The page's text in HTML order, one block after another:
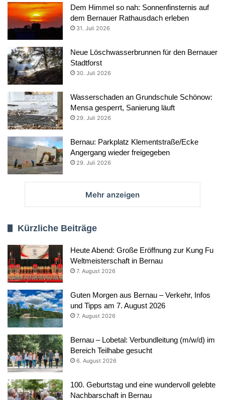
Dem Himmel so nah: Sonnenfinsternis auf
dem Bernauer Rathausdach erleben
31. Juli 2026
Neue Löschwasserbrunnen für den Bernauer
Stadtforst
30. Juli 2026
Wasserschaden an Grundschule Schönow:
Mensa gesperrt, Sanierung läuft
29. Juli 2026
Bernau: Parkplatz Klementstraße/Ecke
Angergang wieder freigegeben
29. Juli 2026
Mehr anzeigen
Kürzliche Beiträge
Heute Abend: Große Eröffnung zur Kung Fu
Weltmeisterschaft in Bernau
7. August 2026
Guten Morgen aus Bernau – Verkehr, Infos
und Tipps am 7. August 2026
7. August 2026
Bernau – Lobetal: Verbundleitung (m/w/d) im
Bereich Teilhabe gesucht
6. August 2026
100. Geburtstag und eine wundervoll gelebte
Nachbarschaft in Bernau